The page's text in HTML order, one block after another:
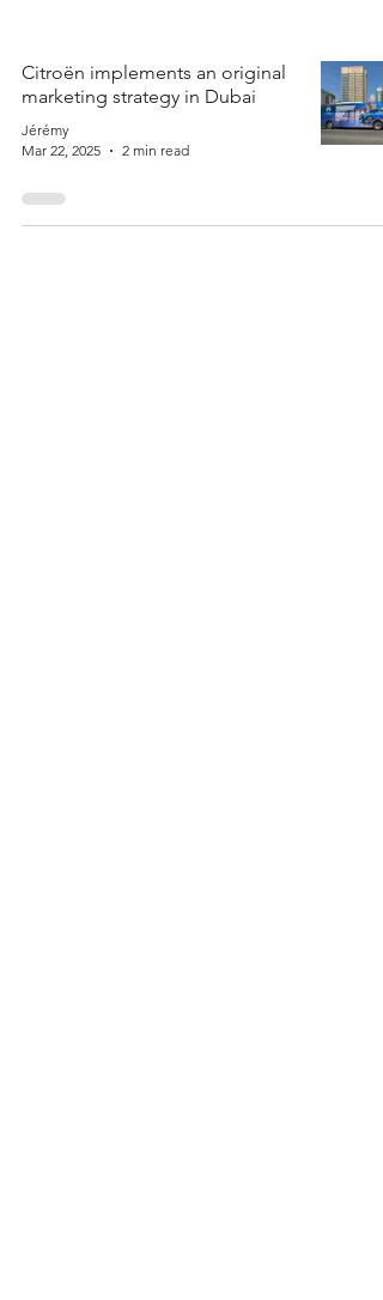
Citroën implements an original
marketing strategy in Dubai
Jérémy
Mar 22, 2025
2 min read